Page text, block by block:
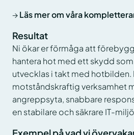
→Läs mer om våra
Resultat
Ni ökar er förmåga att
hantera hot med ett skydd
utvecklas i takt med hotbilden.
motståndskraftig verksamhet
angreppsyta, snabbare
en stabilare och säkrare IT-